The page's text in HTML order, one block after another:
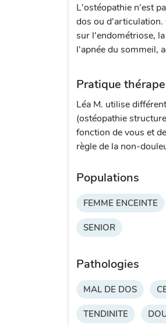
L'ostéopathie n'est
dos ou d'articulation.
sur l'endométriose,
l'apnée du sommeil,
Pratique
Léa M. utilise
(ostéopathie
fonction de vous et
règle de la non-
Populations
FEMME ENCEINTE
SENIOR
Pathologies
MAL DE DOS
TENDINITE